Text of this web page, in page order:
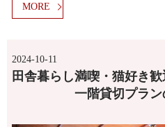
MORE
2024-10-11
田舎暮らし満喫・猫好き
一階貸切プラ